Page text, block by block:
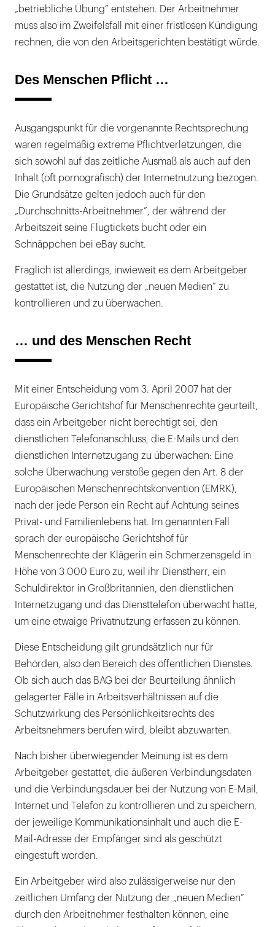
„betriebliche Übung“ entstehen. Der Arbeitnehmer
muss also im Zweifelsfall mit einer fristlosen Kündigung
rechnen, die von den Arbeitsgerichten bestätigt würde.
Des Menschen Pflicht …
Ausgangspunkt für die vorgenannte Rechtsprechung
waren regelmäßig extreme Pflichtverletzungen, die
sich sowohl auf das zeitliche Ausmaß als auch auf den
Inhalt (oft pornografisch) der Internetnutzung bezogen.
Die Grundsätze gelten jedoch auch für den
„Durchschnitts-Arbeitnehmer”, der während der
Arbeitszeit seine Flugtickets bucht oder ein
Schnäppchen bei eBay sucht.
Fraglich ist allerdings, inwieweit es dem Arbeitgeber
gestattet ist, die Nutzung der „neuen Medien” zu
kontrollieren und zu überwachen.
… und des Menschen Recht
Mit einer Entscheidung vom 3. April 2007 hat der
Europäische Gerichtshof für Menschenrechte geurteilt,
dass ein Arbeitgeber nicht berechtigt sei, den
dienstlichen Telefonanschluss, die E-Mails und den
dienstlichen Internetzugang zu überwachen: Eine
solche Überwachung verstoße gegen den Art. 8 der
Europäischen Menschenrechtskonvention (EMRK),
nach der jede Person ein Recht auf Achtung seines
Privat- und Familienlebens hat. Im genannten Fall
sprach der europäische Gerichtshof für
Menschenrechte der Klägerin ein Schmerzensgeld in
Höhe von 3 000 Euro zu, weil ihr Dienstherr, ein
Schuldirektor in Großbritannien, den dienstlichen
Internetzugang und das Diensttelefon überwacht hatte,
um eine etwaige Privatnutzung erfassen zu können.
Diese Entscheidung gilt grundsätzlich nur für
Behörden, also den Bereich des öffentlichen Dienstes.
Ob sich auch das BAG bei der Beurteilung ähnlich
gelagerter Fälle in Arbeitsverhältnissen auf die
Schutzwirkung des Persönlichkeitsrechts des
Arbeitsnehmers berufen wird, bleibt abzuwarten.
Nach bisher überwiegender Meinung ist es dem
Arbeitgeber gestattet, die äußeren Verbindungsdaten
und die Verbindungsdauer bei der Nutzung von E-Mail,
Internet und Telefon zu kontrollieren und zu speichern,
der jeweilige Kommunikationsinhalt und auch die E-
Mail-Adresse der Empfänger sind als geschützt
eingestuft worden.
Ein Arbeitgeber wird also zulässigerweise nur den
zeitlichen Umfang der Nutzung der „neuen Medien”
durch den Arbeitnehmer festhalten können, eine